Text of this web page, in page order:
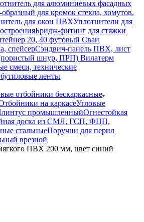
для алюминиевых фасадных
для кромок стекла, хомутов,
для окон ПВХУплотнители для
Бридж-фитинг для стяжки
20, 40 футовый Сваи
спейсерСэндвич-панель ПВХ, лист
шнур, ПРП) Вилатерм
смеси, технические
ленты
отбойники бескаркасные
на каркасеУгловые
промышленныйОгнестойкая
доска из СМЛ, ГСП, ФЦП,
стальныеПоручни для перил
врезной
ПВХ 200 мм, цвет синий